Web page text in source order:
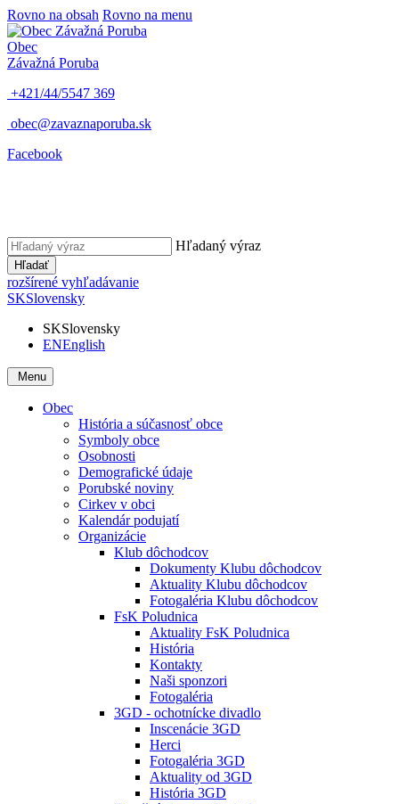
Rovno na obsah Rovno na menu
Obec
Závažná Poruba
+421/44/5547 369
obec@zavaznaporuba.sk
Facebook
Hľadaný výraz
Hľadať
rozšírené vyhľadávanie
SKSlovensky
SKSlovensky
ENEnglish
Menu
Obec
História a súčasnosť obce
Symboly obce
Osobnosti
Demografické údaje
Porubské noviny
Cirkev v obci
Kalendár podujatí
Organizácie
Klub dôchodcov
Dokumenty Klubu dôchodcov
Aktuality Klubu dôchodcov
Fotogaléria Klubu dôchodcov
FsK Poludnica
Aktuality FsK Poludnica
História
Kontakty
Naši sponzori
Fotogaléria
3GD - ochotnícke divadlo
Inscenácie 3GD
Herci
Fotogaléria 3GD
Aktuality od 3GD
História 3GD